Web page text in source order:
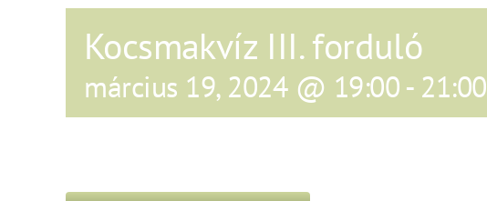
Kocsmakvíz III. forduló
március 19, 2024 @ 19:00- 21:00